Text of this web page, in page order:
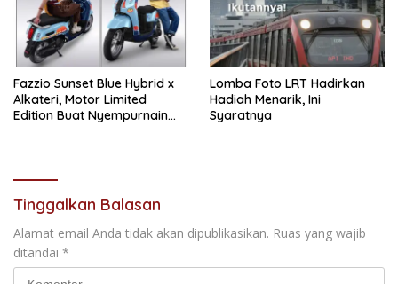
Fazzio Sunset Blue Hybrid x
Alkateri, Motor Limited
Edition Buat Nyempurnain
Lomba Foto LRT Hadirkan
Hadiah Menarik, Ini
Syaratnya
Tinggalkan Balasan
Alamat email Anda tidak akan dipublikasikan. Ruas yang wajib
ditandai *